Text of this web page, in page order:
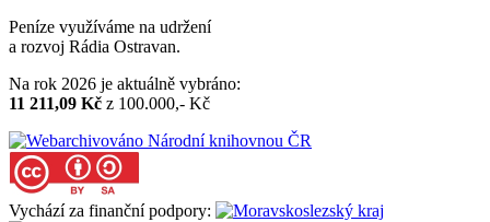
Peníze využíváme na udržení
a rozvoj Rádia Ostravan.
Na rok 2026 je aktuálně vybráno:
11 211,09 Kč z 100.000,- Kč
Vychází za finanční podpory: